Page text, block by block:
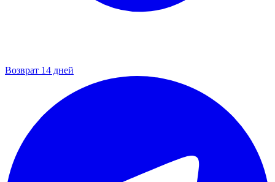
Возврат 14 дней